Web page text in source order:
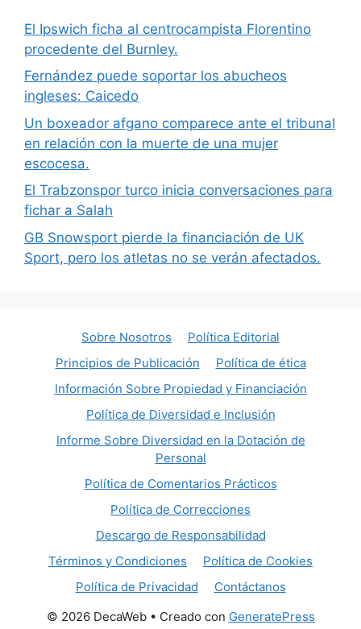
El Ipswich ficha al centrocampista Florentino
procedente del Burnley.
Fernández puede soportar los abucheos
ingleses: Caicedo
Un boxeador afgano comparece ante el tribunal
en relación con la muerte de una mujer
escocesa.
El Trabzonspor turco inicia conversaciones para
fichar a Salah
GB Snowsport pierde la financiación de UK
Sport, pero los atletas no se verán afectados.
Sobre Nosotros
Política Editorial
Principios de Publicación
Política de ética
Información Sobre Propiedad y Financiación
Política de Diversidad e Inclusión
Informe Sobre Diversidad en la Dotación de
Personal
Política de Comentarios Prácticos
Política de Correcciones
Descargo de Responsabilidad
Términos y Condiciones
Política de Cookies
Política de Privacidad
Contáctanos
© 2026 DecaWeb• Creado con GeneratePress